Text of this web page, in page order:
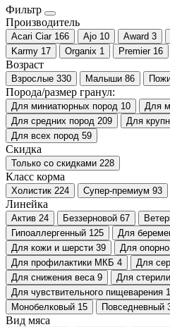
Фильтр
Производитель
Acari Ciar 166 Ajo 10 Award 3
Karmy 17 Organix 1 Premier 16
Возраст
Взрослые 330 Малыши 86
Порода/размер гранул:
Для миниатюрных пород 10 Для
Для средних пород 209 Для
Для всех пород 59
Скидка
Только со cкидками 228
Класс корма
Холистик 224 Супер-премиум 93
Линейка
Актив 24 Беззерновой 67
Гипоаллергенный 125 Для
Для кожи и шерсти 39 Для
Для профилактики МКБ 4 Для
Для снижения веса 9 Для
Для чувствительного пищеварения
Монобелковый 15 Повседневный
Вид мяса